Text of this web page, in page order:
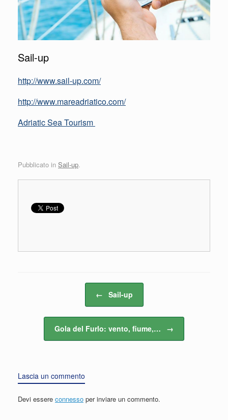
Sail-up
http://www.sail-up.com/
http://www.mareadriatico.com/
Adriatic Sea Tourism
Pubblicato in Sail-up.
← Sail-up
Gola del Furlo: vento, fiume,… →
Lascia un commento
Devi essere connesso per inviare un commento.